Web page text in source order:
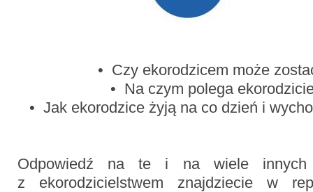
• Czy ekorodzicem może
• Na czym polega
• Jak ekorodzice żyją na co dzień i
Odpowiedź na te i na wiele innych
z ekorodzicielstwem znajdziecie w